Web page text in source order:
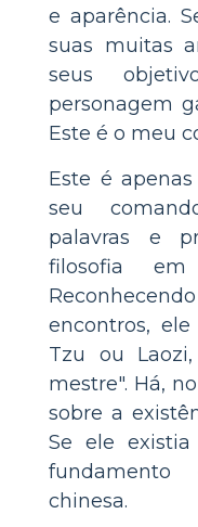
e aparência.
suas muitas
seus
personagem
Este é o meu
Este é
seu
palavras e
filosofia
encontros,
Tzu ou
mestre". Há,
sobre a
Se ele
fundamento
chinesa.